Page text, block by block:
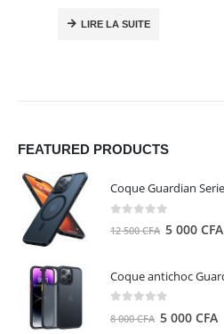
LIRE LA SUITE
FEATURED PRODUCTS
12 500CFA Le
500 CFA.
5 000 CFA
8 000CFA Le
5 000 CFA